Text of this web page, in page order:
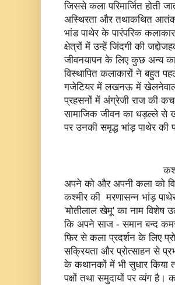
जिससे कला परिमार्जित होती
अस्थिरता और तथाकथित
भांड पाथेर के पारंपरिक
क्षेत्रों में उन्हें जिंदगी की
जीवनयापन के लिए कुछ अन्य
विस्थापित कलाकारों ने बहुत
गजेटियर में लखनऊ में खेलनेवाली
प्रहसनों में अंग्रेजी राज की
सामाजिक जीवन का धड़ल्ले से
पर उनकी समृद्ध भांड़ पाथेर की
कश्मीर के मुश्किल
अपने को और अपनी कला को
कश्मीर की मरणासन्न भांड़
'मोतीलाल खेमू' का नाम विशेष
कि अपने साज - समान बन्द
फिर से कला प्रदर्शन के लिए
सक्रियता और प्रोत्साहन से
के कथानकों में भी सुधार किया
पक्षों तथा समुदायों पर व्यंग